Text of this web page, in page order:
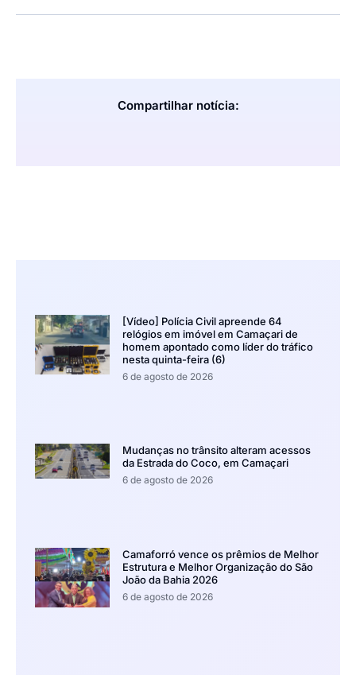
Compartilhar notícia:
[Vídeo] Polícia Civil apreende 64
relógios em imóvel em Camaçari de
homem apontado como líder do tráfico
nesta quinta-feira (6)
6 de agosto de 2026
Mudanças no trânsito alteram acessos
da Estrada do Coco, em Camaçari
6 de agosto de 2026
Camaforró vence os prêmios de Melhor
Estrutura e Melhor Organização do São
João da Bahia 2026
6 de agosto de 2026